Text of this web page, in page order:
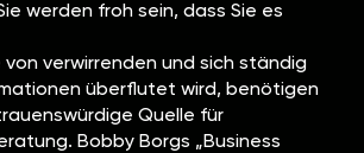
werden froh sein, dass Sie es
von verwirrenden und sich ständig
überflutet wird, benötigen
Quelle für
Bobby Borgs „Business